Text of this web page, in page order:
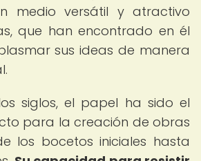
medio versátil y atractivo
que han encontrado en él
sus ideas de manera
siglos, el papel ha sido el
para la creación de obras
los bocetos iniciales hasta